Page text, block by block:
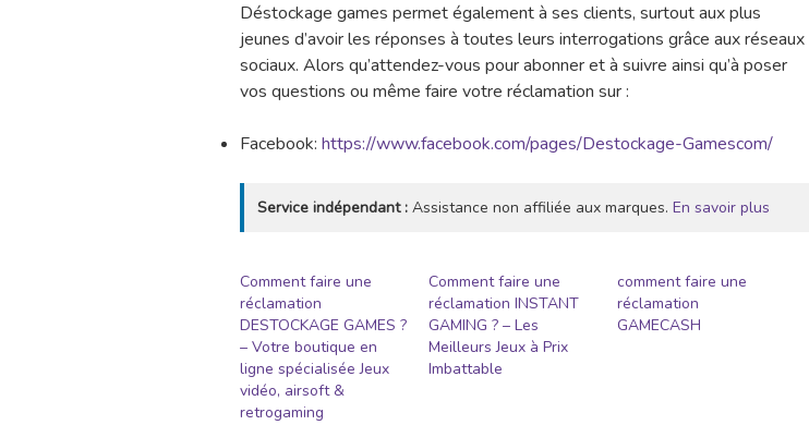
Déstockage games permet également à ses clients, surtout aux plus
jeunes d’avoir les réponses à toutes leurs interrogations grâce aux réseaux
sociaux. Alors qu’attendez-vous pour abonner et à suivre ainsi qu’à poser
vos questions ou même faire votre réclamation sur :
Facebook: https://www.facebook.com/pages/Destockage-Gamescom/
Service indépendant : Assistance non affiliée aux marques. En savoir plus
Comment faire une
réclamation
DESTOCKAGE GAMES ?
– Votre boutique en
ligne spécialisée Jeux
vidéo, airsoft &
retrogaming
Comment faire une
réclamation INSTANT
GAMING ? – Les
Meilleurs Jeux à Prix
Imbattable
comment faire une
réclamation
GAMECASH